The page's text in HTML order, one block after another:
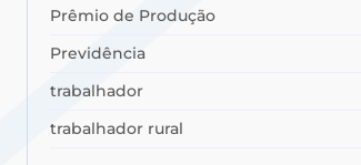
Prêmio de Produção
Previdência
trabalhador
trabalhador rural